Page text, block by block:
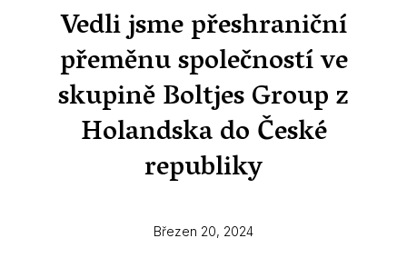
Vedli jsme přeshraniční
přeměnu společností ve
skupině Boltjes Group z
Holandska do České
republiky
Březen 20, 2024